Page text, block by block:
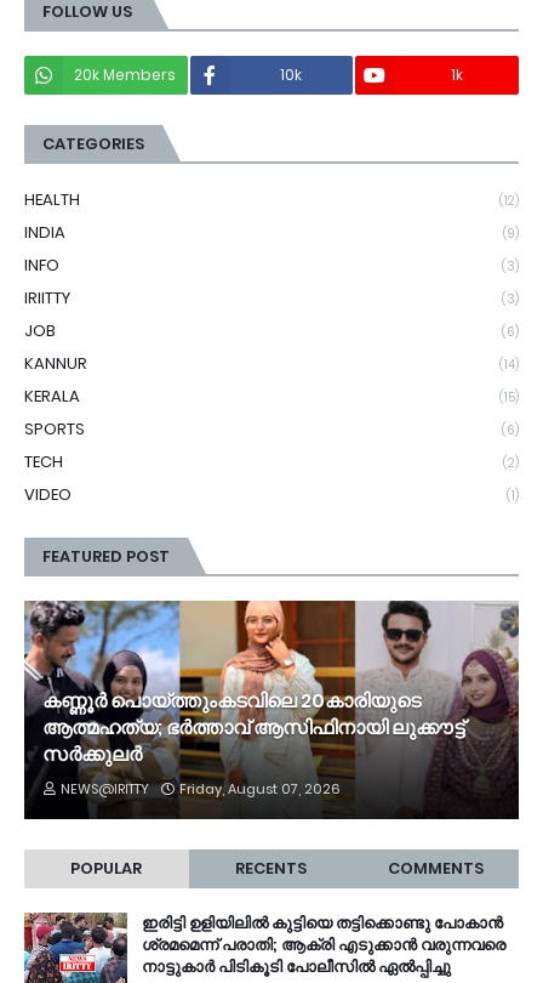
FOLLOW US
20k Members 10k 1k
CATEGORIES
HEALTH (12)
INDIA (9)
INFO (3)
IRIITTY (3)
JOB (6)
KANNUR (14)
KERALA (15)
SPORTS (6)
TECH (2)
VIDEO (1)
FEATURED POST
കണ്ണൂർ പൊയ്ത്തുംകടവിലെ 20കാരിയുടെ
ആത്മഹത്യ; ഭർത്താവ് ആസിഫിനായി ലുക്കൗട്ട്
സർക്കുലർ
NEWS@IRITTY Friday, August 07, 2026
POPULAR RECENTS COMMENTS
ഇരിട്ടി ഉളിയിലിൽ കുട്ടിയെ തട്ടിക്കൊണ്ടു പോകാൻ
ശ്രമമെന്ന് പരാതി; ആക്രി എടുക്കാൻ വരുന്നവരെ
നാട്ടുകാർ പിടികൂടി പോലീസിൽ ഏൽപ്പിച്ചു